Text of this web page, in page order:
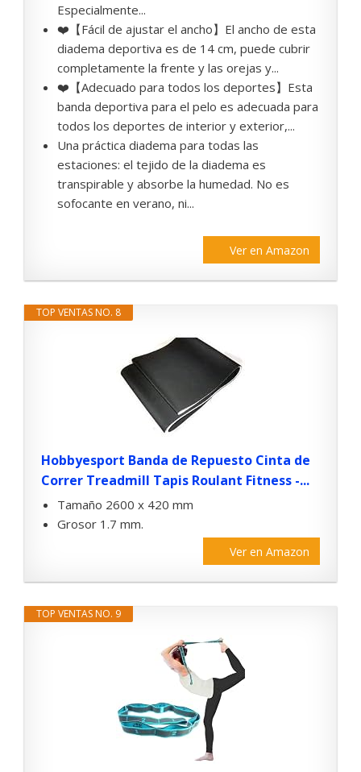
Especialmente...
❤️【Fácil de ajustar el ancho】El ancho de esta
diadema deportiva es de 14 cm, puede cubrir
completamente la frente y las orejas y...
❤️【Adecuado para todos los deportes】Esta
banda deportiva para el pelo es adecuada para
todos los deportes de interior y exterior,...
Una práctica diadema para todas las
estaciones: el tejido de la diadema es
transpirable y absorbe la humedad. No es
sofocante en verano, ni...
Ver en Amazon
TOP VENTAS NO. 8
Hobbyesport Banda de Repuesto Cinta de
Correr Treadmill Tapis Roulant Fitness -...
Tamaño 2600 x 420 mm
Grosor 1.7 mm.
Ver en Amazon
TOP VENTAS NO. 9